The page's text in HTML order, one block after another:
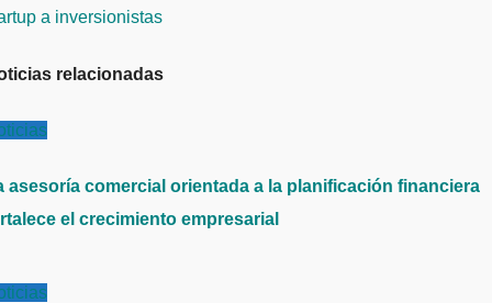
a inversionistas
relacionadas
asesoría comercial orientada a la planificación financiera
el crecimiento empresarial